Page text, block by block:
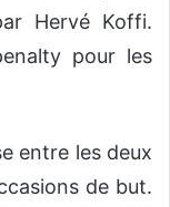
Hervé Koffi.
pour les
entre les deux
de but.